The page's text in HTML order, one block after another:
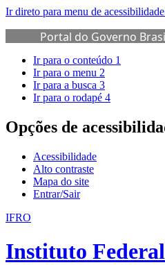
Ir direto para menu de
Portal do Governo
Ir para o conteúdo 1
Ir para o menu 2
Ir para a busca 3
Ir para o rodapé 4
Opções de
Acessibilidade
Alto contraste
Mapa do site
Entrar/Sair
IFRO
Instituto